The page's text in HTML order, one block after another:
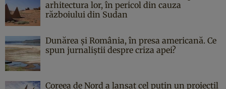
arhitectura lor, în pericol din cauza
războiului din Sudan
Dunărea și România, în presa americană. Ce
spun jurnaliștii despre criza apei?
Coreea de Nord a lansat cel puțin un proiectil